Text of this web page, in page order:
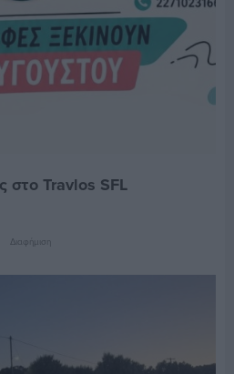
στο Travlos SFL
Διαφήμιση